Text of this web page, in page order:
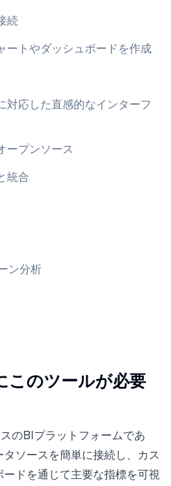
続
ートやダッシュボードを作成
対応した直感的なインターフ
ープンソース
統合
ン分析
このツールが必要
のBIプラットフォームであ
ソースを簡単に接続し、カス
ドを通じて主要な指標を可視